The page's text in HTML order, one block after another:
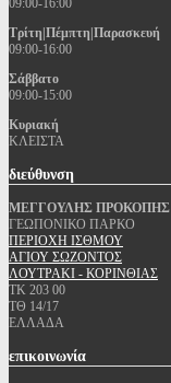
09:00-16:00
Τρίτη|Πέμπτη|Παρασκευή
09:00-16:00
Σάββατο
09:00-15:00
Κυριακή
ΚΛΕΙΣΤΑ
διεύθυνση
ΜΕΓΓΟΥΛΗΣ ΠΡΟΚΟΠΗΣ
ΓΕΩΠΟΝΙΚΟ ΠΑΡΚΟ
ΠΕΡΙΟΧΗ ΙΣΘΜΟΥ
ΑΓΙΟΥ ΣΩΖΟΝΤΟΣ
ΛΟΥΤΡΑΚΙ - ΚΟΡΙΝΘΙΑΣ
ΤΚ 203 00
ΤΘ 14/17
ΕΛΛΑΔΑ
επικοινωνία